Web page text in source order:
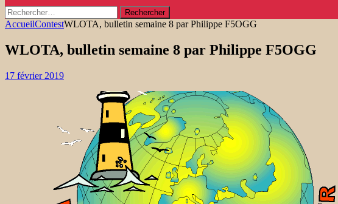
Rechercher :
AccueilContestWLOTA, bulletin semaine 8 par Philippe F5OGG
WLOTA, bulletin semaine 8 par Philippe F5OGG
17 février 2019